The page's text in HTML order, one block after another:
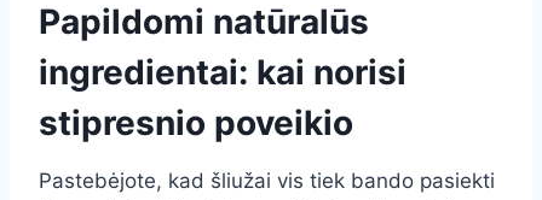
Papildomi natūralūs
ingredientai: kai norisi
stipresnio poveikio
Pastebėjote, kad šliužai vis tiek bando pasiekti